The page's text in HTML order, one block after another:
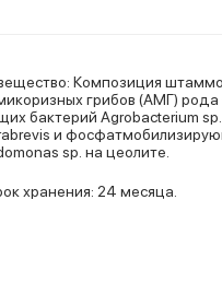
штаммов
грибов (АМГ) рода
бактерий Agrobacterium
и
sp. на цеолите.
хранения: 24 месяца.